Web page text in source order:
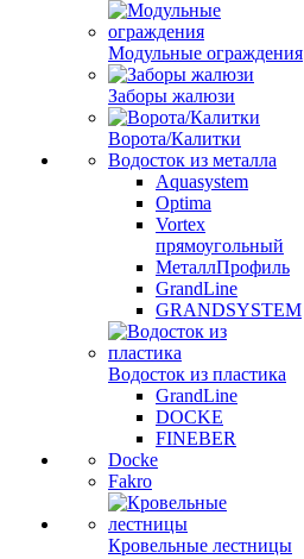
Модульные ограждения
Заборы жалюзи
Ворота/Калитки
Водосток из металла
Aquasystem
Optima
Vortex
прямоугольный
МеталлПрофиль
GrandLine
GRANDSYSTEM
Водосток из пластика
GrandLine
DOCKE
FINEBER
Docke
Fakro
Кровельные лестницы